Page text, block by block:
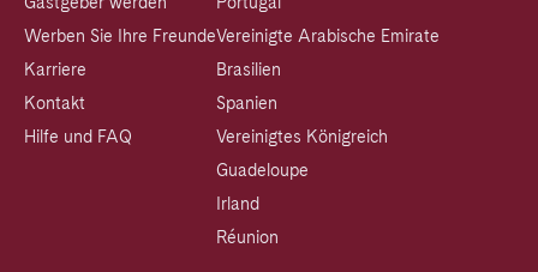
Werben Sie Ihre Freunde
Karriere
Kontakt
Hilfe und FAQ
Vereinigte Arabische Emirate
Brasilien
Spanien
Vereinigtes Königreich
Guadeloupe
Irland
Réunion